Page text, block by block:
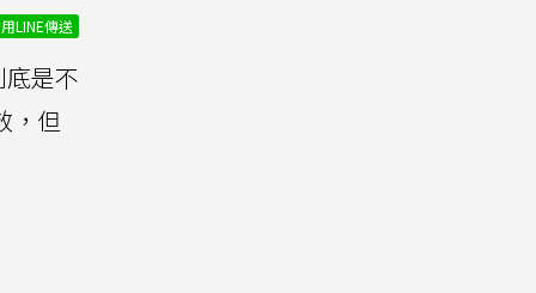
用LINE傳送
是不
，但